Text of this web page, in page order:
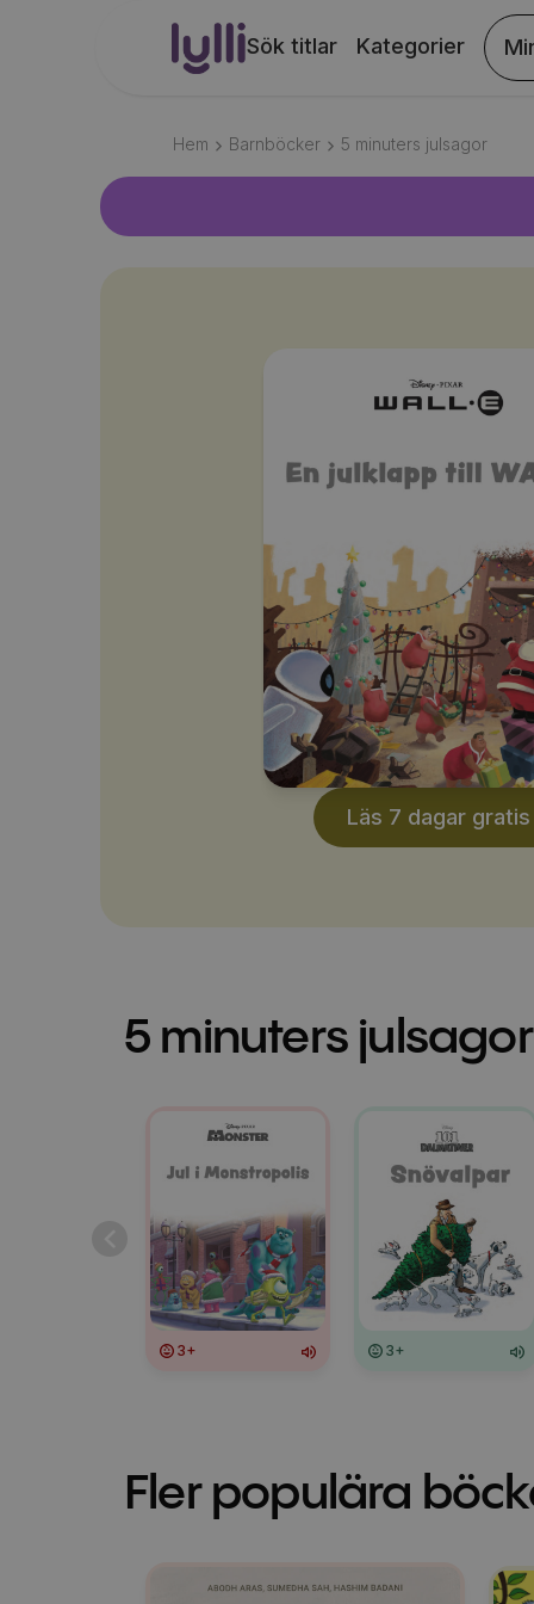
Sök titlar Kategorier
Hem Barnböcker 5 minuters julsagor
Läs 7 dagar gratis
5 minuters julsagor
3+ 3+
Fler populära